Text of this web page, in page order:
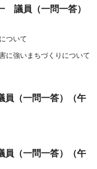
員（一問一答）
ついて
に強いまちづくりについて
一問一答）（午
一問一答）（午